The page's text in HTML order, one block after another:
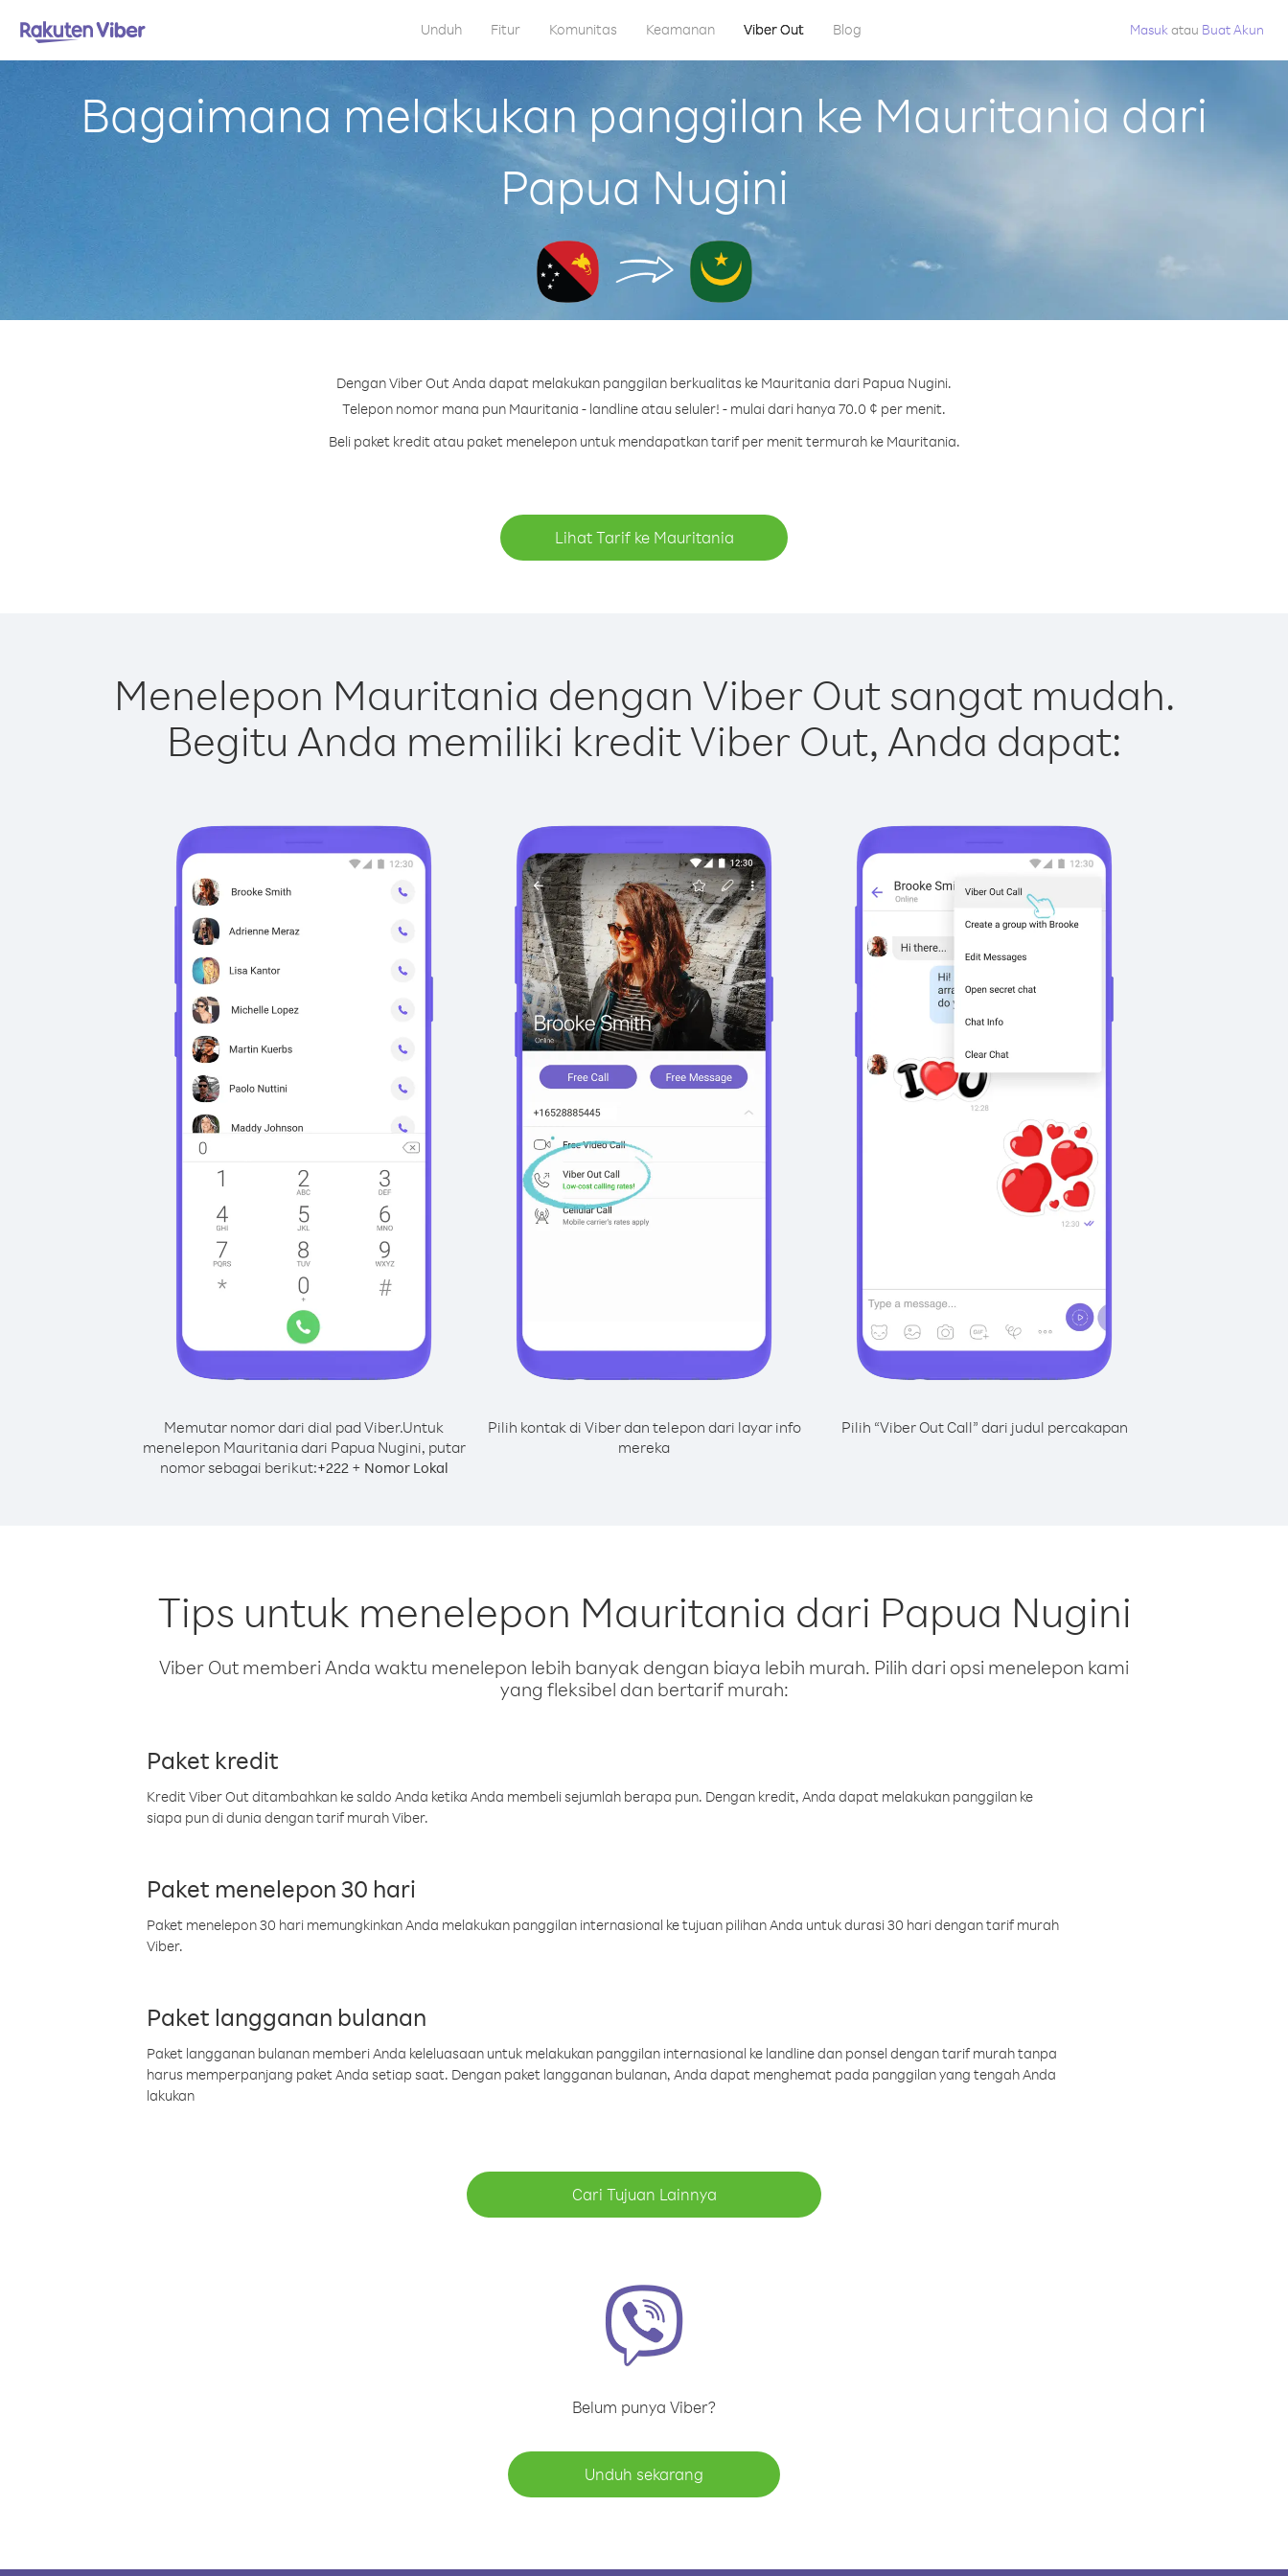
Unduh Fitur Komunitas Keamanan Viber Out Blog Masuk atau Buat Akun
Bagaimana melakukan panggilan ke Mauritania dari
Papua Nugini
Dengan Viber Out Anda dapat melakukan panggilan berkualitas ke Mauritania dari Papua Nugini.
Telepon nomor mana pun Mauritania - landline atau seluler! - mulai dari hanya 70.0 ¢ per menit.
Beli paket kredit atau paket menelepon untuk mendapatkan tarif per menit termurah ke Mauritania.
Lihat Tarif ke Mauritania
Menelepon Mauritania dengan Viber Out sangat mudah.
Begitu Anda memiliki kredit Viber Out, Anda dapat:
Memutar nomor dari dial pad Viber.Untuk
menelepon Mauritania dari Papua Nugini, putar
nomor sebagai berikut:+222+ Nomor Lokal
Pilih kontak di Viber dan telepon dari layar info
mereka
Pilih “Viber Out Call” dari judul percakapan
Tips untuk menelepon Mauritania dari Papua Nugini
Viber Out memberi Anda waktu menelepon lebih banyak dengan biaya lebih murah. Pilih dari opsi menelepon kami
yang fleksibel dan bertarif murah:
Paket kredit
Kredit Viber Out ditambahkan ke saldo Anda ketika Anda membeli sejumlah berapa pun. Dengan kredit, Anda dapat melakukan panggilan ke
siapa pun di dunia dengan tarif murah Viber.
Paket menelepon 30 hari
Paket menelepon 30 hari memungkinkan Anda melakukan panggilan internasional ke tujuan pilihan Anda untuk durasi 30 hari dengan tarif murah
Viber.
Paket langganan bulanan
Paket langganan bulanan memberi Anda keleluasaan untuk melakukan panggilan internasional ke landline dan ponsel dengan tarif murah tanpa
harus memperpanjang paket Anda setiap saat. Dengan paket langganan bulanan, Anda dapat menghemat pada panggilan yang tengah Anda
lakukan
Cari Tujuan Lainnya
Belum punya Viber?
Unduh sekarang